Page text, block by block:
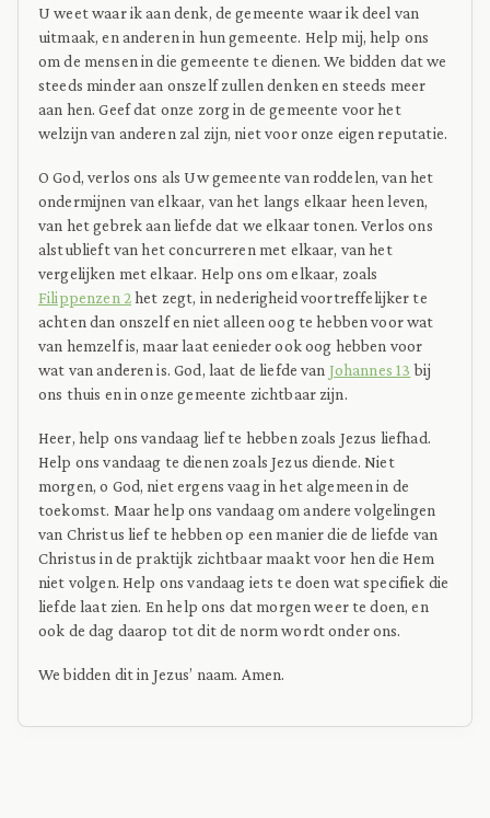
U weet waar ik aan denk, de gemeente waar ik deel van
uitmaak, en anderen in hun gemeente. Help mij, help ons
om de mensen in die gemeente te dienen. We bidden dat we
steeds minder aan onszelf zullen denken en steeds meer
aan hen. Geef dat onze zorg in de gemeente voor het
welzijn van anderen zal zijn, niet voor onze eigen reputatie.
O God, verlos ons als Uw gemeente van roddelen, van het
ondermijnen van elkaar, van het langs elkaar heen leven,
van het gebrek aan liefde dat we elkaar tonen. Verlos ons
alstublieft van het concurreren met elkaar, van het
vergelijken met elkaar. Help ons om elkaar, zoals
Filippenzen 2het zegt, in nederigheid voortreffelijker te
achten dan onszelf en niet alleen oog te hebben voor wat
van hemzelf is, maar laat eenieder ook oog hebben voor
wat van anderen is. God, laat de liefde van Johannes 13 bij
ons thuis en in onze gemeente zichtbaar zijn.
Heer, help ons vandaag lief te hebben zoals Jezus liefhad.
Help ons vandaag te dienen zoals Jezus diende. Niet
morgen, o God, niet ergens vaag in het algemeen in de
toekomst. Maar help ons vandaag om andere volgelingen
van Christus lief te hebben op een manier die de liefde van
Christus in de praktijk zichtbaar maakt voor hen die Hem
niet volgen. Help ons vandaag iets te doen wat specifiek die
liefde laat zien. En help ons dat morgen weer te doen, en
ook de dag daarop tot dit de norm wordt onder ons.
We bidden dit in Jezus’ naam. Amen.